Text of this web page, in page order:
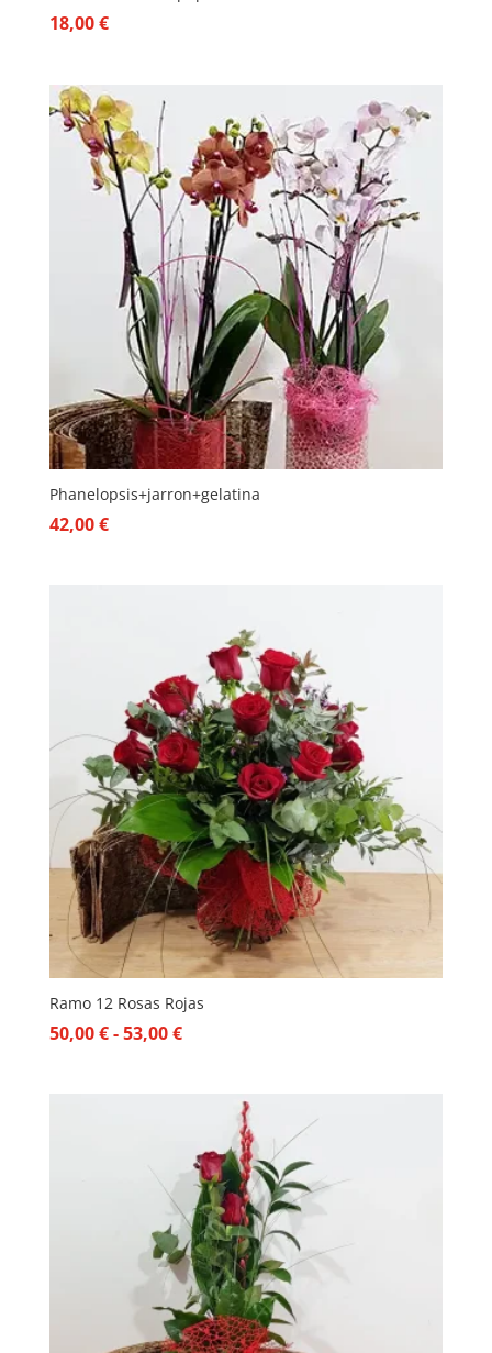
18,00€
Phanelopsis+jarron+gelatina
42,00€
Ramo 12 Rosas Rojas
50,00€-53,00€Rango
50,00 €
hasta
53,00 €